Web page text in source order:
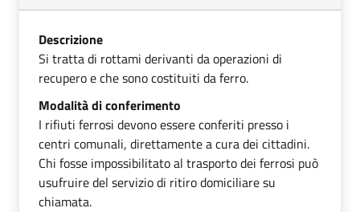
Descrizione
Si tratta di rottami derivanti da operazioni di
recupero e che sono costituiti da ferro.
Modalità di conferimento
I rifiuti ferrosi devono essere conferiti presso i
centri comunali, direttamente a cura dei cittadini.
Chi fosse impossibilitato al trasporto dei ferrosi può
usufruire del servizio di ritiro domiciliare su
chiamata.